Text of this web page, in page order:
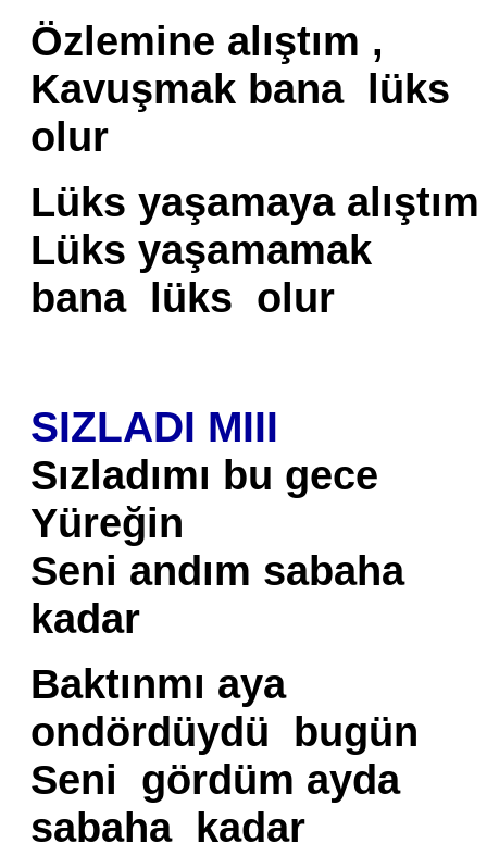
Özlemine alıştım ,
Kavuşmak bana lüks
olur
Lüks yaşamaya alıştım
Lüks yaşamamak
bana lüks olur
SIZLADI MIII
Sızladımı bu gece
Yüreğin
Seni andım sabaha
kadar
Baktınmı aya
ondördüydü bugün
Seni gördüm ayda
sabaha kadar